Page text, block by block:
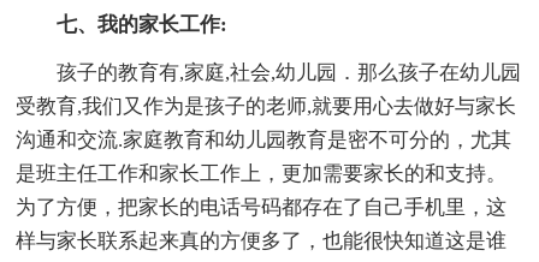
七、我的家长工作:
孩子的教育有,家庭,社会,幼儿园．那么孩子在幼儿园
受教育,我们又作为是孩子的老师,就要用心去做好与家长
沟通和交流.家庭教育和幼儿园教育是密不可分的，尤其
是班主任工作和家长工作上，更加需要家长的和支持。
为了方便，把家长的电话号码都存在了自己手机里，这
样与家长联系起来真的方便多了，也能很快知道这是谁